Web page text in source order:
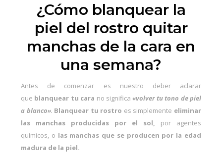
¿Cómo blanquear la
piel del rostro quitar
manchas de la cara en
una semana?
Antes de comenzar es nuestro deber aclarar
que blanquear tu cara no significa«volver tu tono de piel
a blanco». Blanquear tu rostro es simplemente eliminar
las manchas producidas por el sol, por agentes
químicos, o las manchas que se producen por la edad
madura de la piel.